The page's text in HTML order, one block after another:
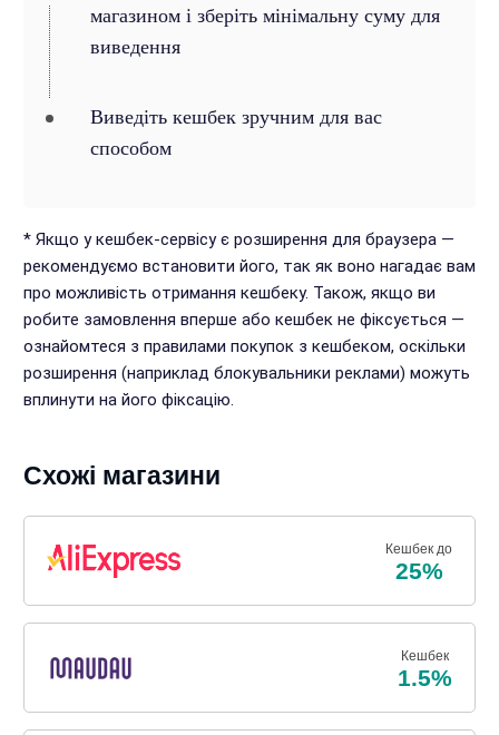
магазином і зберіть мінімальну суму для
виведення
Виведіть кешбек зручним для вас
способом
* Якщо у кешбек-сервісу є розширення для браузера —
рекомендуємо встановити його, так як воно нагадає вам
про можливість отримання кешбеку. Також, якщо ви
робите замовлення вперше або кешбек не фіксується —
ознайомтеся з правилами покупок з кешбеком, оскільки
розширення (наприклад блокувальники реклами) можуть
вплинути на його фіксацію.
Схожі магазини
Кешбек до
25%
Кешбек
1.5%